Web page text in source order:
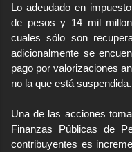
Lo adeudado en
de pesos y 14 mil
cuales sólo son
adicionalmente se
pago por valorizaciones
no la que está suspendida.
Una de las acciones
Finanzas Públicas de
contribuyentes es